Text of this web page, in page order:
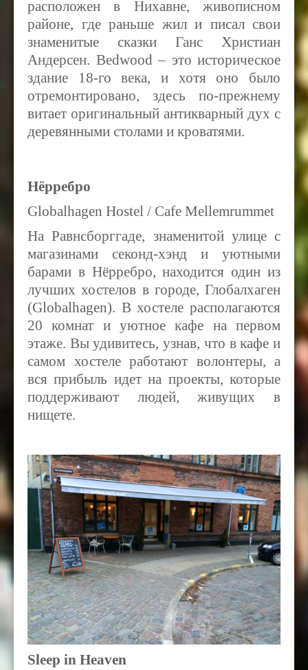
расположен в Нихавне, живописном
районе, где раньше жил и писал свои
знаменитые сказки Ганс Христиан
Андерсен. Bedwood – это историческое
здание 18-го века, и хотя оно было
отремонтировано, здесь по-прежнему
витает оригинальный антикварный дух с
деревянными столами и кроватями.
Нёрребро
Globalhagen Hostel / Cafe Mellemrummet
На Равнсборггаде, знаменитой улице с
магазинами секонд-хэнд и уютными
барами в Нёрребро, находится один из
лучших хостелов в городе, Глобалхаген
(Globalhagen). В хостеле располагаются
20 комнат и уютное кафе на первом
этаже. Вы удивитесь, узнав, что в кафе и
самом хостеле работают волонтеры, а
вся прибыль идет на проекты, которые
поддерживают людей, живущих в
нищете.
Sleep in Heaven